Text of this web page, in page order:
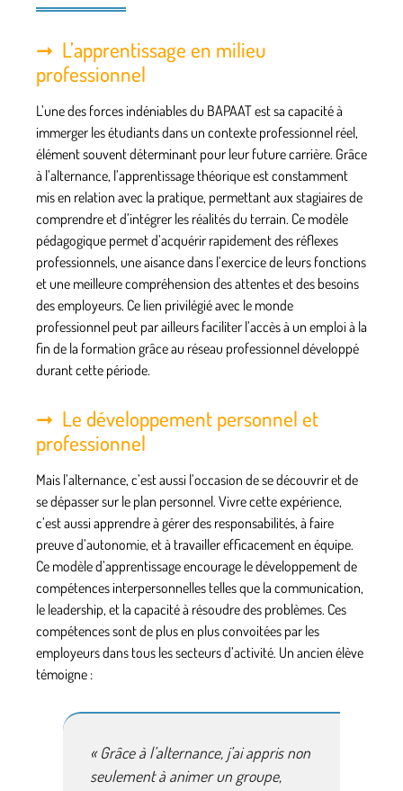
L’apprentissage en milieu
professionnel
L’une des forces indéniables du BAPAAT est sa capacité à
immerger les étudiants dans un contexte professionnel réel,
élément souvent déterminant pour leur future carrière. Grâce
à l’alternance, l’apprentissage théorique est constamment
mis en relation avec la pratique, permettant aux stagiaires de
comprendre et d’intégrer les réalités du terrain. Ce modèle
pédagogique permet d’acquérir rapidement des réflexes
professionnels, une aisance dans l’exercice de leurs fonctions
et une meilleure compréhension des attentes et des besoins
des employeurs. Ce lien privilégié avec le monde
professionnel peut par ailleurs faciliter l’accès à un emploi à la
fin de la formation grâce au réseau professionnel développé
durant cette période.
Le développement personnel et
professionnel
Mais l’alternance, c’est aussi l’occasion de se découvrir et de
se dépasser sur le plan personnel. Vivre cette expérience,
c’est aussi apprendre à gérer des responsabilités, à faire
preuve d’autonomie, et à travailler efficacement en équipe.
Ce modèle d’apprentissage encourage le développement de
compétences interpersonnelles telles que la communication,
le leadership, et la capacité à résoudre des problèmes. Ces
compétences sont de plus en plus convoitées par les
employeurs dans tous les secteurs d’activité. Un ancien élève
témoigne :
« Grâce à l’alternance, j’ai appris non
seulement à animer un groupe,